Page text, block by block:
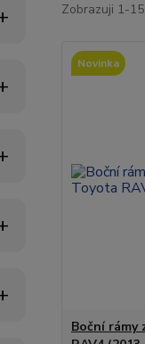
Zobrazuji 1-
Novinka
Boční rámy